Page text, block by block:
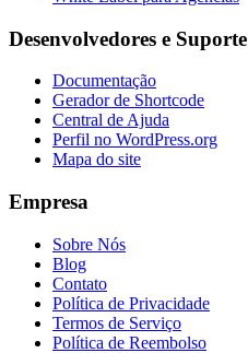
Desenvolvedores e Suporte
Documentação
Gerador de Shortcode
Central de Ajuda
Perfil no WordPress.org
Mapa do site
Empresa
Sobre Nós
Blog
Contato
Política de Privacidade
Termos de Serviço
Política de Reembolso